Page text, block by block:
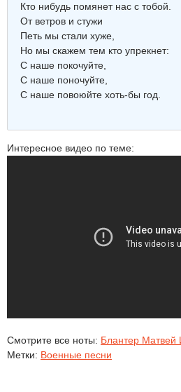
Кто нибудь помянет нас с тобой.
От ветров и стужи
Петь мы стали хуже,
Но мы скажем тем кто упрекнет:
С наше покочуйте,
С наше поночуйте,
С наше повоюйте хоть-бы год.
Интересное видео по теме:
Смотрите все ноты: Блантер Матвей
Метки: Военные песни